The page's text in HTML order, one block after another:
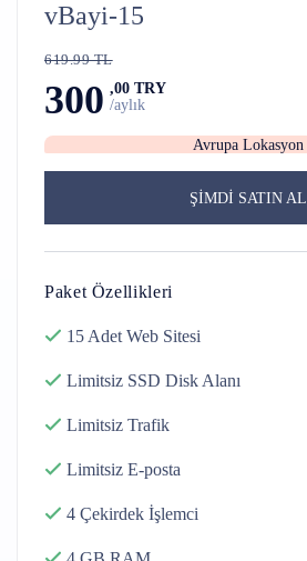
vBayi-15
619.99 TL
300 ,00 TRY
/aylık
Avrupa Lokasyon
ŞİMDİ SATIN AL
Paket Özellikleri
15 Adet Web Sitesi
Limitsiz SSD Disk Alanı
Limitsiz Trafik
Limitsiz E-posta
4 Çekirdek İşlemci